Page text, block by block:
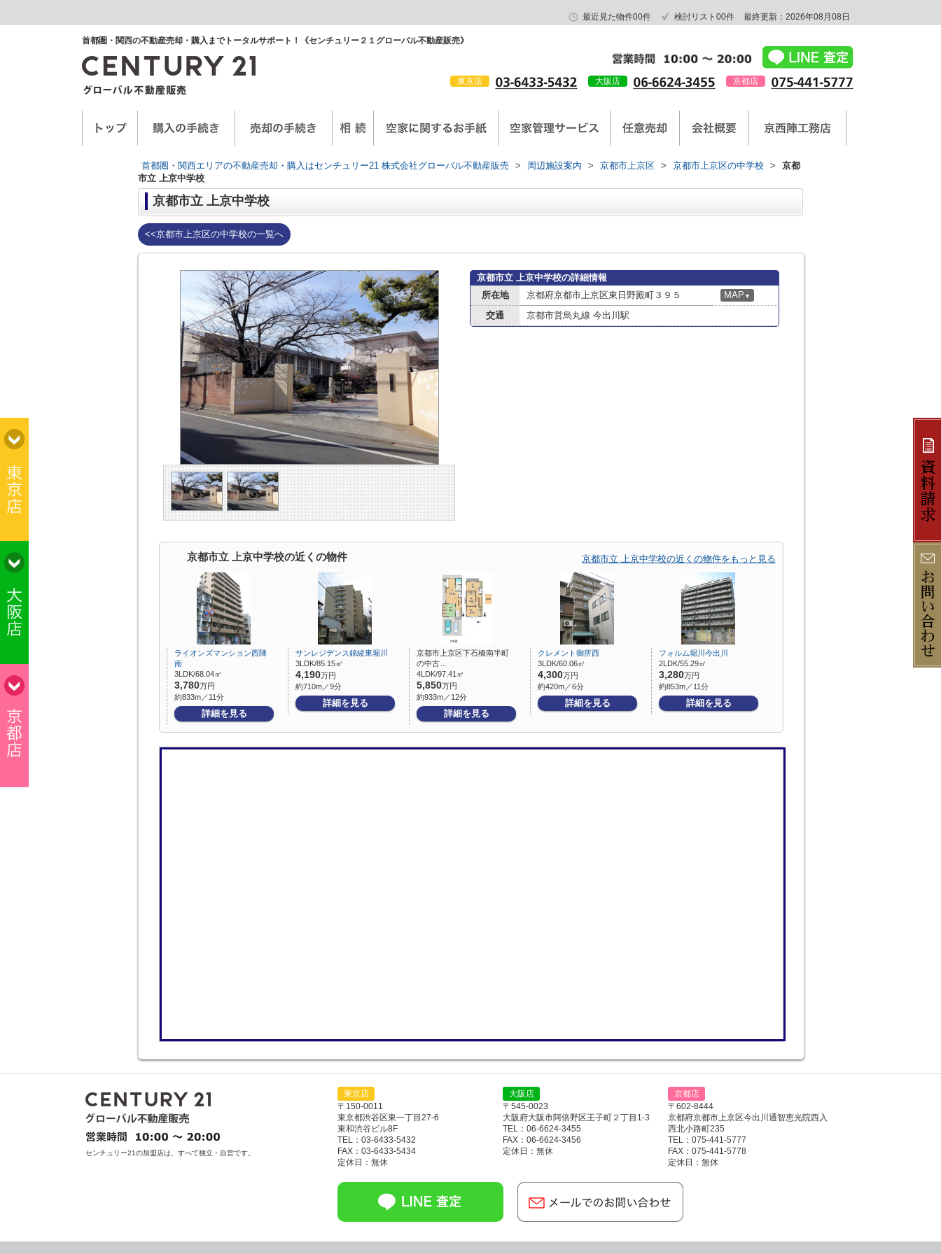
最近見た物件00件 検討リスト 00件 最終更新：2026年08月08日
首都圏・関西の不動産売却・購入までトータルサポート！《センチュリー２１グローバル不動産販売》
東京店 大阪店 京都店
首都圏・関西エリアの不動産売却・購入はセンチュリー21 株式会社グローバル不動産販売 > 周辺施設案内 > 京都市上京区 > 京都市上京区の中学校 >
京都
市立 上京中学校
京都市立 上京中学校
<<京都市上京区の中学校の一覧へ
京都市立 上京中学校の詳細情報
所在地
京都府京都市上京区東日野殿町３９５ MAP ▼
交通 京都市営烏丸線 今出川駅
京都市立 上京中学校の近くの物件 京都市立 上京中学校の近くの物件をもっと見る
ライオンズマンション西陣
南
3LDK/68.04㎡
3,780万円
約833m／11分
詳細を見る
サンレジデンス錦綾東堀川
3LDK/85.15㎡
4,190万円
約710m／9分
詳細を見る
京都市上京区下石橋南半町
の中古…
4LDK/97.41㎡
5,850万円
約933m／12分
詳細を見る
クレメント御所西
3LDK/60.06㎡
4,300万円
約420m／6分
詳細を見る
フォルム堀川今出川
2LDK/55.29㎡
3,280万円
約853m／11分
詳細を見る
センチュリー21の加盟店は、すべて独立・自営です。
東京店
〒150-0011
東京都渋谷区東一丁目27-6
東和渋谷ビル8F
TEL：03-6433-5432
FAX：03-6433-5434
定休日：無休
大阪店
〒545-0023
大阪府大阪市阿倍野区王子町２丁目1-3
TEL：06-6624-3455
FAX：06-6624-3456
定休日：無休
京都店
〒602-8444
京都府京都市上京区今出川通智恵光院西入
西北小路町235
TEL：075-441-5777
FAX：075-441-5778
定休日：無休